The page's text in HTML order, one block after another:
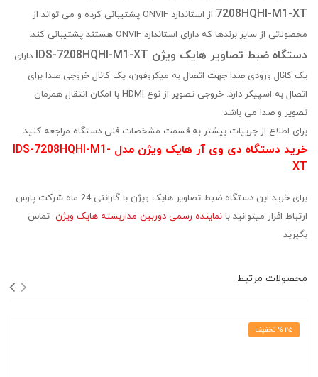
7208HQHI-M1-XT
از استاندارد ONVIF پشتیبانی کرده و می تواند از
محصولاتی از سایر برندها که دارای استاندارد ONVIF هستند پشتیبانی کند.
دستگاه ضبط تصاویر هایک ویژن IDS-7208HQHI-M1-XT
دارای
یک کانال ورودی صدا جهت اتصال به میکروفون، یک کانال خروجی صدا برای
اتصال به اسپیکر دارد. خروجی تصویر از نوع HDMI با امکان انتقال همزمان
تصویر و صدا می باشد
برای اطلاع از جزییات بیشتر به قسمت مشخصات فنی دستگاه مراجعه کنید.
خرید دستگاه دی وی آر هایک ویژن مدل IDS-7208HQHI-M1-
XT
برای خرید این دستگاه ضبط تصاویر هایک ویژن با گارانتی 24 ماه شرکت پارس
ارتباط افزار میتوانید با نماینده رسمی دوربین مداربسته هایک ویژن تماس
بگیرید
محصولات مرتبط
25 % تخفیف